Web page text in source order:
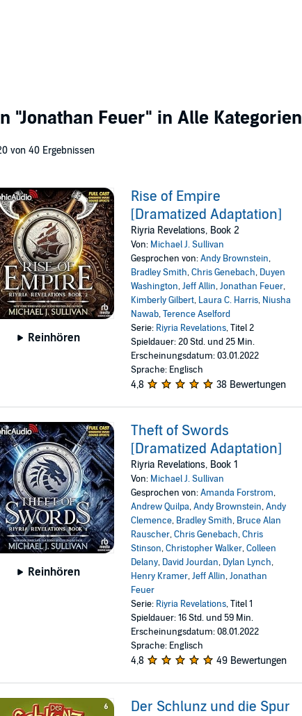
"Jonathan Feuer" in Alle Kategorien
von 40 Ergebnissen
Reinhören
Rise of Empire
[Dramatized Adaptation]
Riyria Revelations, Book 2
Von: Michael J. Sullivan
Gesprochen von:Andy Brownstein,
Bradley Smith,Chris Genebach, Duyen
Washington,Jeff Allin,Jonathan Feuer,
Kimberly Gilbert, Laura C. Harris, Niusha
Nawab,Terence Aselford
Serie: Riyria Revelations, Titel 2
Spieldauer: 20 Std. und 25 Min.
Erscheinungsdatum: 03.01.2022
Sprache: Englisch
4,8 38 Bewertungen
Reinhören
Theft of Swords
[Dramatized Adaptation]
Riyria Revelations, Book 1
Von: Michael J. Sullivan
Gesprochen von:Amanda Forstrom,
Andrew Quilpa,Andy Brownstein,Andy
Clemence, Bradley Smith, Bruce Alan
Rauscher,Chris Genebach,Chris
Stinson,Christopher Walker,Colleen
Delany, David Jourdan, Dylan Lynch,
Henry Kramer,Jeff Allin,Jonathan
Feuer
Serie: Riyria Revelations, Titel 1
Spieldauer: 16 Std. und 59 Min.
Erscheinungsdatum: 08.01.2022
Sprache: Englisch
4,8 49 Bewertungen
Der Schlunz und die Spur